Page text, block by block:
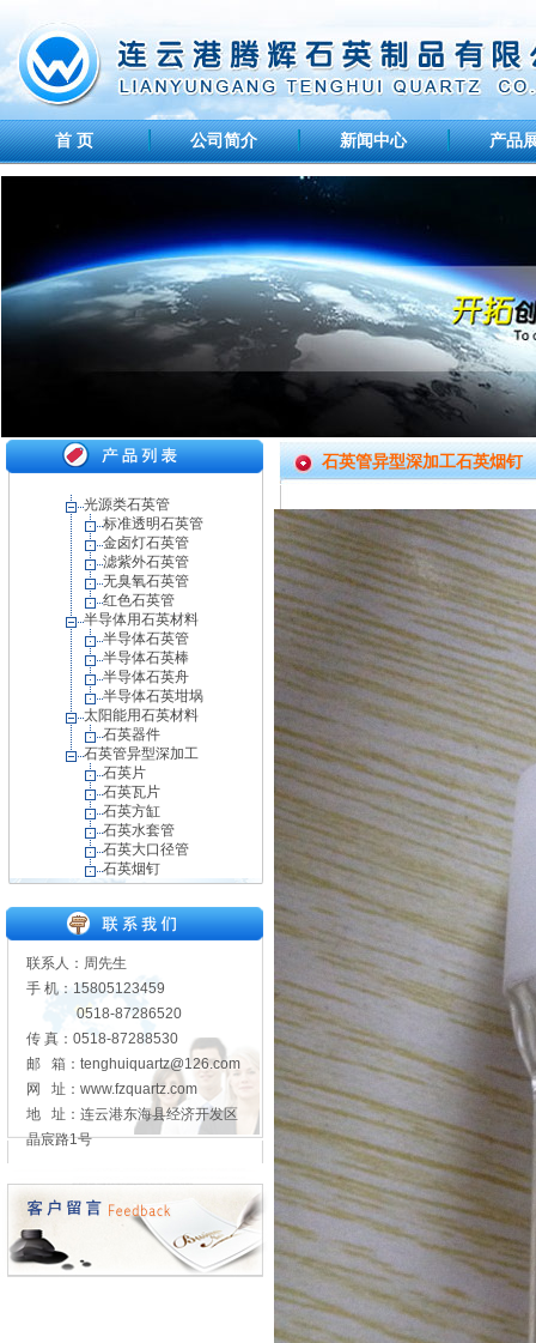
首 页 公司简介 新闻中心 产品
光源类石英管
标准透明石英管
金卤灯石英管
滤紫外石英管
无臭氧石英管
红色石英管
半导体用石英材料
半导体石英管
半导体石英棒
半导体石英舟
半导体石英坩埚
太阳能用石英材料
石英器件
石英管异型深加工
石英片
石英瓦片
石英方缸
石英水套管
石英大口径管
石英烟钉
联系人：周先生
手 机：15805123459
0518-87286520
传 真：0518-87288530
邮 箱：tenghuiquartz@126.com
网 址：www.fzquartz.com
地 址：连云港东海县经济开发区
晶宸路1号
石英管异型深加工石英烟钉